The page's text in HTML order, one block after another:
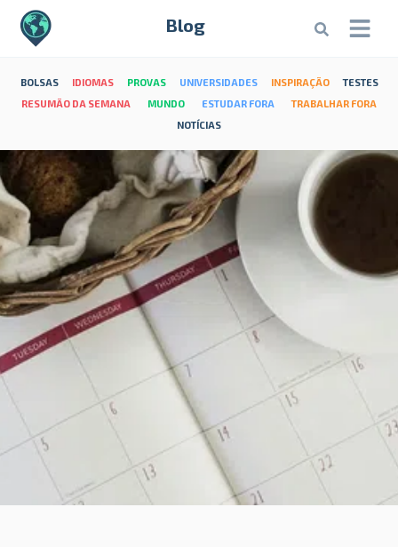
Blog
BOLSAS IDIOMAS PROVAS UNIVERSIDADES INSPIRAÇÃO
TESTES
RESUMÃO DA SEMANA
MUNDO ESTUDAR FORA
TRABALHAR FORA
NOTÍCIAS